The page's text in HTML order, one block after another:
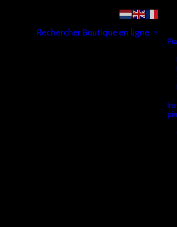
RechercherBoutique en ligne